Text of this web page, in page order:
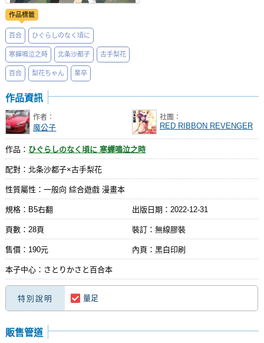
作品標籤
百合 ひぐらしのなく頃に
寒蟬鳴泣之時 北条沙都子 古手梨花
百合 梨花ちゃん 業卒
作品資訊
作者：
魔公子
社團：
RED RIBBON REVENGER
作品： ひぐらしのなく頃に 寒蟬鳴泣之時
配對：北条沙都子×古手梨花
性質屬性：一般向 綜合遊戲 漫畫本
規格：B5右翻 出版日期： 2022-12-31
頁數：28頁 裝訂：無線膠裝
售價：190元 內頁：黑白印刷
本子中心：さとりかさと百合本
特別說明 量足
販售管道